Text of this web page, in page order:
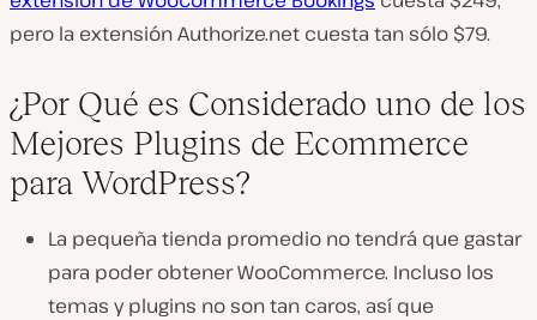
pero la extensión Authorize.net cuesta tan sólo $79.
¿Por Qué es Considerado uno de los
Mejores Plugins de Ecommerce
para WordPress?
La pequeña tienda promedio no tendrá que gastar
para poder obtener WooCommerce. Incluso los
temas y plugins no son tan caros, así que